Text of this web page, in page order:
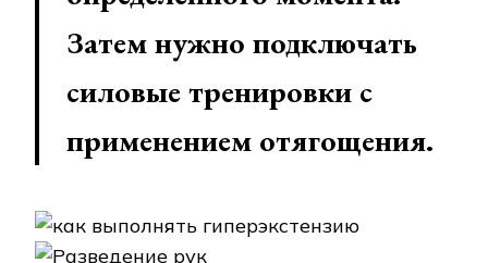
Затем нужно подключать
силовые тренировки с
применением отягощения.